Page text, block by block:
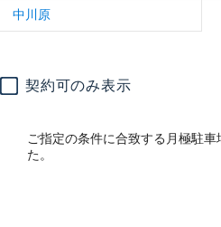
中川原
契約可のみ表示
ご指定の条件に合致する月極駐
た。